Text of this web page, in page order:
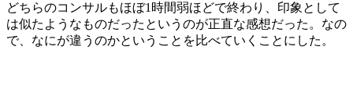
どちらのコンサルもほぼ1時間弱ほどで終わり、印象として
は似たようなものだったというのが正直な感想だった。なの
で、なにが違うのかということを比べていくことにした。